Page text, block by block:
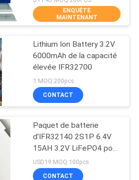
Li-Mn
au lithium
de polymère
63
de 3.2V LifeP04
ENQUÊTE
MAINTENANT
Lithium Ion Battery 3.2V
6000mAh de la capacité
élevée IFR32700
1 MOQ:200pcs
CONTACT
Paquet de batterie
d'IFR32140 2S1P 6.4V
15AH 3.2V LiFePO4 pour
solaire de clôture
électrique actionné
USD19 MOQ:100pcs
CONTACT